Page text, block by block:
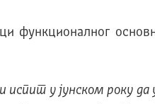
испит у јунском року